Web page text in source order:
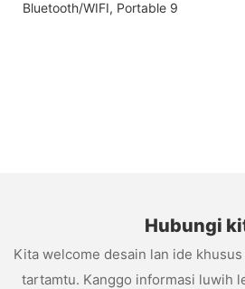
Hubungi
Kita welcome desain lan ide
tartamtu. Kanggo informasi luwih